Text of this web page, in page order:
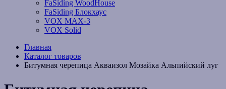
FaSiding WoodHouse
FaSiding Блокхаус
VOX MAX-3
VOX Solid
Главная
Каталог товаров
Битумная черепица Акваизол Мозайка Альпийский луг